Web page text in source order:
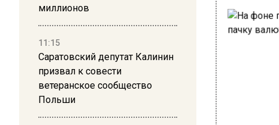
миллионов
11:15
Саратовский депутат Калинин
призвал к совести
ветеранское сообщество
Польши